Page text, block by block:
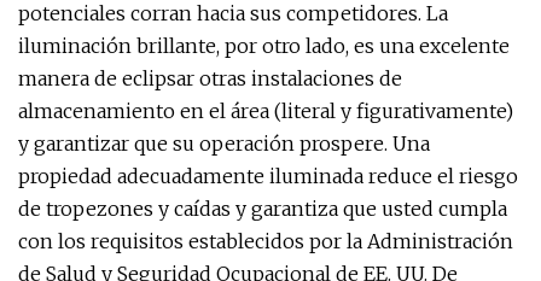
potenciales corran hacia sus competidores. La
iluminación brillante, por otro lado, es una excelente
manera de eclipsar otras instalaciones de
almacenamiento en el área (literal y figurativamente)
y garantizar que su operación prospere. Una
propiedad adecuadamente iluminada reduce el riesgo
de tropezones y caídas y garantiza que usted cumpla
con los requisitos establecidos por la Administración
de Salud y Seguridad Ocupacional de EE. UU. De